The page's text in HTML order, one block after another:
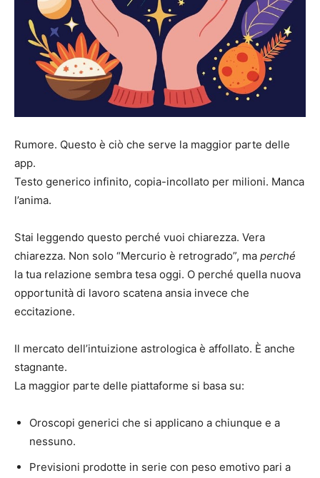
Rumore. Questo è ciò che serve la maggior parte delle
app.
Testo generico infinito, copia-incollato per milioni. Manca
l’anima.
Stai leggendo questo perché vuoi chiarezza. Vera
chiarezza. Non solo “Mercurio è retrogrado”, ma perché
la tua relazione sembra tesa oggi. O perché quella nuova
opportunità di lavoro scatena ansia invece che
eccitazione.
Il mercato dell’intuizione astrologica è affollato. È anche
stagnante.
La maggior parte delle piattaforme si basa su:
Oroscopi generici che si applicano a chiunque e a
nessuno.
Previsioni prodotte in serie con peso emotivo pari a